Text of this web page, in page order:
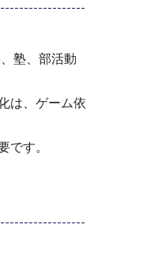
塾、部活動
は、ゲーム依
です。